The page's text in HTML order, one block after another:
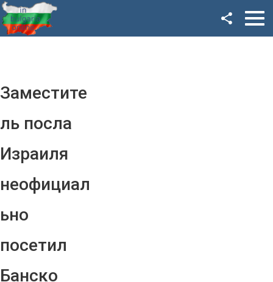
Заместите
ль посла
Израиля
неофициал
ьно
посетил
Банско